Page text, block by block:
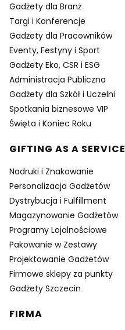
Gadżety dla Branż
Targi i Konferencje
Gadżety dla Pracowników
Eventy, Festyny i Sport
Gadżety Eko, CSR i ESG
Administracja Publiczna
Gadżety dla Szkół i Uczelni
Spotkania biznesowe VIP
Święta i Koniec Roku
GIFTING AS A SERVICE
Nadruki i Znakowanie
Personalizacja Gadżetów
Dystrybucja i Fulfillment
Magazynowanie Gadżetów
Programy Lojalnościowe
Pakowanie w Zestawy
Projektowanie Gadżetów
Firmowe sklepy za punkty
Gadżety Szczecin
FIRMA